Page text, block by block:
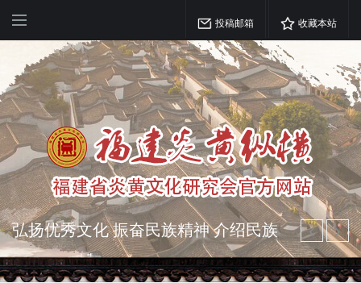
投稿邮箱 收藏本站
突出海西特色 报道台港澳侨 坚持古为
今用 力求雅俗共赏
弘扬优秀文化 振奋民族精神 介绍民族